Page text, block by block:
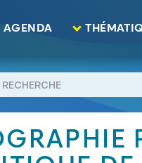
AGENDA : Document